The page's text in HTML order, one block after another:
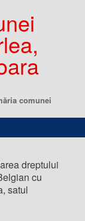
comunei
dreptului
cu
satul